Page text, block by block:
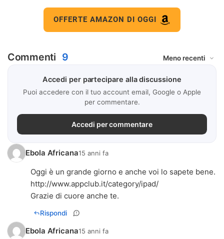
OFFERTE AMAZON DI OGGI
Commenti 9
Accedi per partecipare alla discussione
Puoi accedere con il tuo account email, Google o Apple
per commentare.
Accedi per commentare
Ebola Africana15 anni fa
Oggi è un grande giorno e anche voi lo sapete bene.
http://www.appclub.it/category/ipad/
Grazie di cuore anche te.
Rispondi
Ebola Africana15 anni fa